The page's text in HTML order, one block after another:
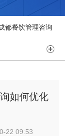
都餐饮管理咨询

如何优化
22 09:53